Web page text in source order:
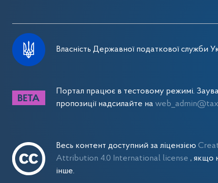
Власність Державної податкової служби
Портал працює в тестовому режимі.
пропозиції надсилайте на
Весь контент доступний за ліцензією
Attribution 4.0 International license , якщо
інше.